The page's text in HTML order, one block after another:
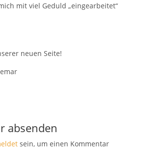
mit viel Geduld „eingearbeitet“
neuen Seite!
absenden
sein, um einen Kommentar